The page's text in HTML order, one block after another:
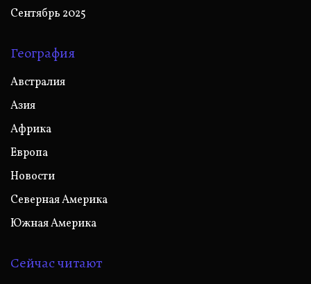
Сентябрь 2025
География
Австралия
Азия
Африка
Европа
Новости
Северная Америка
Южная Америка
Сейчас читают